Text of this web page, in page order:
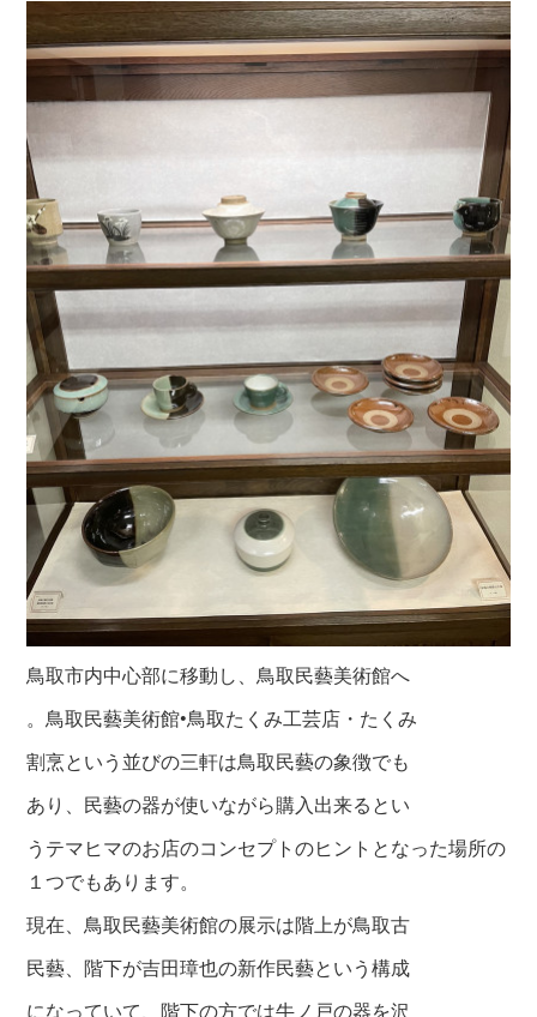
鳥取市内中心部に移動し、鳥取民藝美術館へ
。鳥取民藝美術館•鳥取たくみ工芸店・たくみ
割烹という並びの三軒は鳥取民藝の象徴でも
あり、民藝の器が使いながら購入出来るとい
うテマヒマのお店のコンセプトのヒントとなった場所の
１つでもあります。
現在、鳥取民藝美術館の展示は階上が鳥取古
民藝、階下が吉田璋也の新作民藝という構成
になっていて、階下の方では牛ノ戸の器を沢